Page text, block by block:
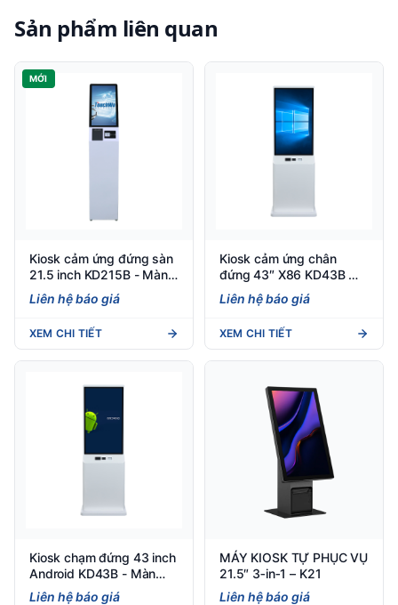
Sản phẩm liên quan
MỚI
Kiosk cảm ứng đứng sàn
21.5 inch KD215B - Màn
hình cảm ứng đa điểm —
Việt POS
Liên hệ báo giá
XEM CHI TIẾT
Kiosk cảm ứng chân
đứng 43″ X86 KD43B —
Việt POS
Liên hệ báo giá
XEM CHI TIẾT
Kiosk chạm đứng 43 inch
Android KD43B - Màn
hình cảm ứng tự phục vụ
Liên hệ báo giá
MÁY KIOSK TỰ PHỤC VỤ
21.5″ 3‑in‑1 – K21
Liên hệ báo giá